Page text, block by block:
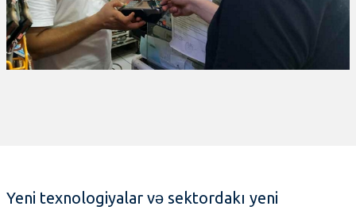
Yeni texnologiyalar və sektordakı yeni